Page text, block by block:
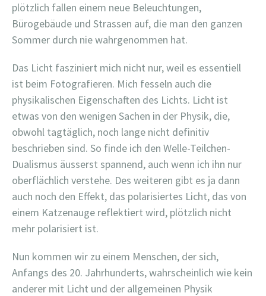
plötzlich fallen einem neue Beleuchtungen,
Bürogebäude und Strassen auf, die man den ganzen
Sommer durch nie wahrgenommen hat.
Das Licht fasziniert mich nicht nur, weil es essentiell
ist beim Fotografieren. Mich fesseln auch die
physikalischen Eigenschaften des Lichts. Licht ist
etwas von den wenigen Sachen in der Physik, die,
obwohl tagtäglich, noch lange nicht definitiv
beschrieben sind. So finde ich den Welle-Teilchen-
Dualismus äusserst spannend, auch wenn ich ihn nur
oberflächlich verstehe. Des weiteren gibt es ja dann
auch noch den Effekt, das polarisiertes Licht, das von
einem Katzenauge reflektiert wird, plötzlich nicht
mehr polarisiert ist.
Nun kommen wir zu einem Menschen, der sich,
Anfangs des 20. Jahrhunderts, wahrscheinlich wie kein
anderer mit Licht und der allgemeinen Physik